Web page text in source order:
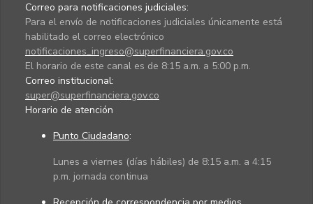
Correo para notificaciones judiciales:
Para el envío de notificaciones judiciales únicamente está
habilitado el correo electrónico
notificaciones_ingreso@superfinanciera.gov.co
El horario de este canal es de 8:15 a.m. a 5:00 p.m.
Correo institucional:
super@superfinanciera.gov.co
Horario de atención
Punto Ciudadano:
Lunes a viernes (días hábiles) de 8:15 a.m. a 4:15
p.m. jornada continua